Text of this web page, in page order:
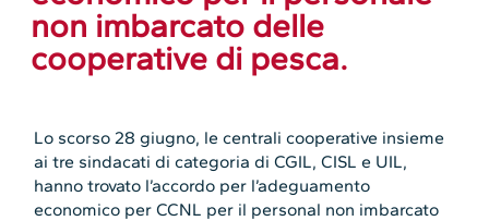
non imbarcato delle
cooperative di pesca.
Lo scorso 28 giugno, le centrali cooperative insieme
ai tre sindacati di categoria di CGIL, CISL e UIL,
hanno trovato l’accordo per l’adeguamento
economico per CCNL per il personal non imbarcato